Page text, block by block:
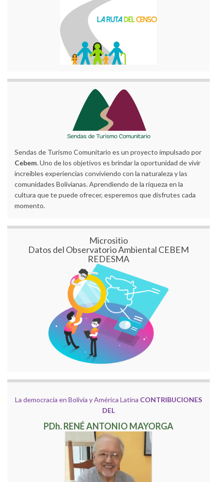
Sendas de Turismo Comunitario es un proyecto impulsado por
Cebem. Uno de los objetivos es brindar la oportunidad de vivir
increíbles experiencias conviviendo con la naturaleza y las
comunidades Bolivianas. Aprendiendo de la riqueza en la
cultura que te puede ofrecer, esperemos que disfrutes cada
momento.
Micrositio
Datos del Observatorio Ambiental CEBEM
REDESMA
La democracia en Bolivia y América Latina CONTRIBUCIONES
DEL
PDh. RENÉ ANTONIO MAYORGA